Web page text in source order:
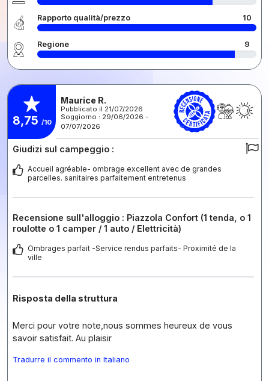
Rapporto qualità/prezzo 10
Regione 9
8,75 /10
Maurice R.
Pubblicato il 21/07/2026
Soggiorno : 29/06/2026 -
07/07/2026
Giudizi sul campeggio :
Accueil agréable- ombrage excellent avec de grandes
parcelles. sanitaires parfaitement entretenus
Recensione sull'alloggio : Piazzola Confort (1 tenda, o 1
roulotte o 1 camper / 1 auto / Elettricità)
Ombrages parfait -Service rendus parfaits- Proximité de la
ville
Risposta della struttura
Merci pour votre note,nous sommes heureux de vous
savoir satisfait. Au plaisir
Tradurre il commento in Italiano